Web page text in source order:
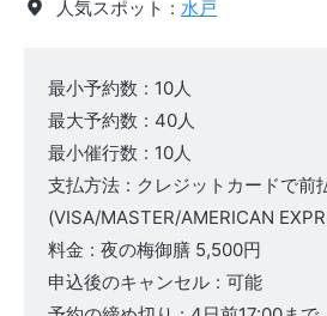
人気スポット : 水戸
最小予約数 : 10人
最大予約数 : 40人
最小催行数 : 10人
支払方法 : クレジットカードで前
(VISA/MASTER/AMERICAN
料金 : 夜の梅御膳 5,500円
申込後のキャンセル : 可能